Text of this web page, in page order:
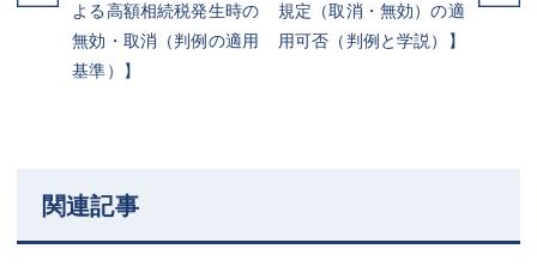
よる高額相続税発生時の
無効・取消（判例の適用
基準）】
規定（取消・無効）の適
用可否（判例と学説）】
関連記事